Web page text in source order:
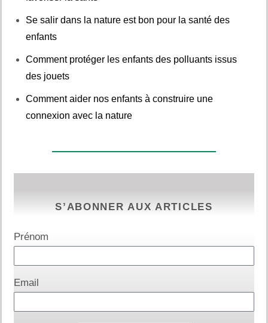
Se salir dans la nature est bon pour la santé des
enfants
Comment protéger les enfants des polluants issus
des jouets
Comment aider nos enfants à construire une
connexion avec la nature
S’ABONNER AUX ARTICLES
Prénom
Email